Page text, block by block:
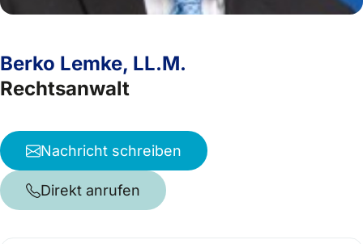
Berko Lemke, LL.M.
Rechtsanwalt
Nachricht schreiben
Direkt anrufen